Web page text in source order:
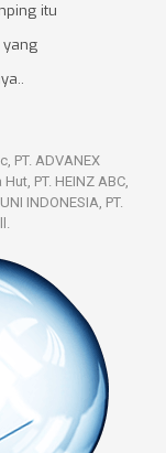
itu
PT. ADVANEX
PT. HEINZ ABC,
INDONESIA, PT.